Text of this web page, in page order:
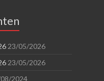
23/05/2026
23/05/2026
2024